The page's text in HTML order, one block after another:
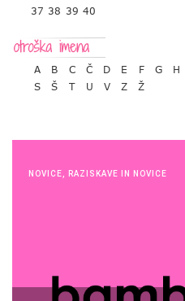
37 38 39 40
A B C Č D E F G H
S
Š T U V Z Ž
NOVICE RAZISKAVE IN NOVICE